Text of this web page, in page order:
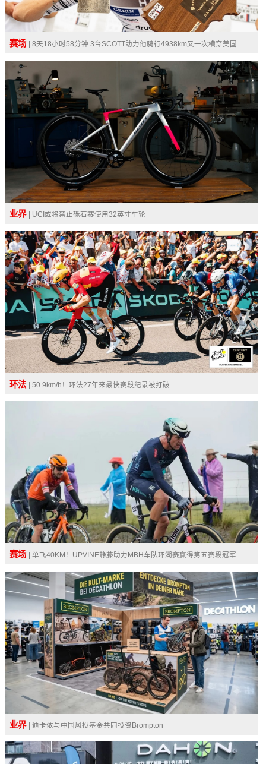
赛场 | 8天18小时58分钟 3台SCOTT助力他骑行4938km又一次横穿美国
业界 | UCI或将禁止砾石赛使用32英寸车轮
环法 | 50.9km/h！环法27年来最快赛段纪录被打破
赛场 | ​单飞40KM！UPVINE静藤助力MBH车队环湖赛赢得第五赛段冠军
业界 | ​迪卡侬与中国风投基金共同投资Brompton